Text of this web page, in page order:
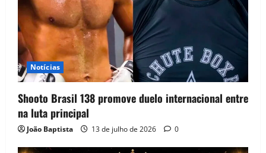
Notícias
Shooto Brasil 138 promove duelo internacional entre
na luta principal
João Baptista 13 de julho de 2026 0